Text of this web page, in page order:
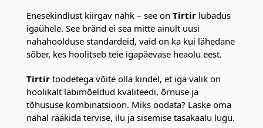
Enesekindlust kiirgav nahk – see on Tirtir lubadus
igaühele. See bränd ei sea mitte ainult uusi
nahahoolduse standardeid, vaid on ka kui lähedane
sõber, kes hoolitseb teie igapäevase heaolu eest.
Tirtir toodetega võite olla kindel, et iga valik on
hoolikalt läbimõeldud kvaliteedi, õrnuse ja
tõhususe kombinatsioon. Miks oodata? Laske oma
nahal rääkida tervise, ilu ja sisemise tasakaalu lugu.